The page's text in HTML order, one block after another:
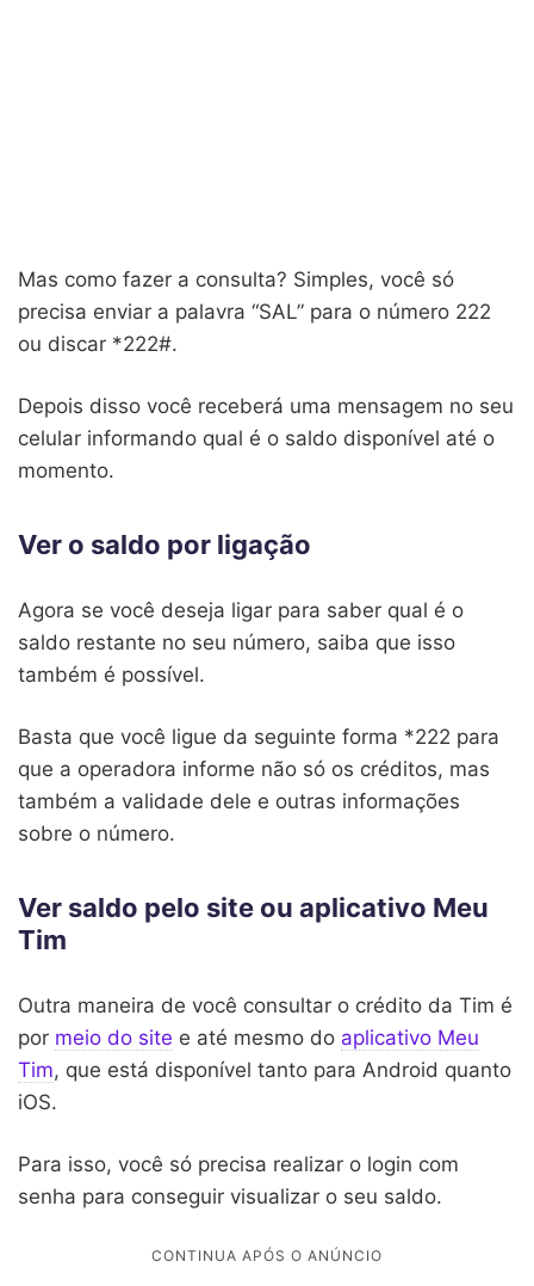
Mas como fazer a consulta? Simples, você só
precisa enviar a palavra “SAL” para o número 222
ou discar *222#.
Depois disso você receberá uma mensagem no seu
celular informando qual é o saldo disponível até o
momento.
Ver o saldo por ligação
Agora se você deseja ligar para saber qual é o
saldo restante no seu número, saiba que isso
também é possível.
Basta que você ligue da seguinte forma *222 para
que a operadora informe não só os créditos, mas
também a validade dele e outras informações
sobre o número.
Ver saldo pelo site ou aplicativo Meu
Tim
Outra maneira de você consultar o crédito da Tim é
por meio do site e até mesmo do aplicativo Meu
Tim, que está disponível tanto para Android quanto
iOS.
Para isso, você só precisa realizar o login com
senha para conseguir visualizar o seu saldo.